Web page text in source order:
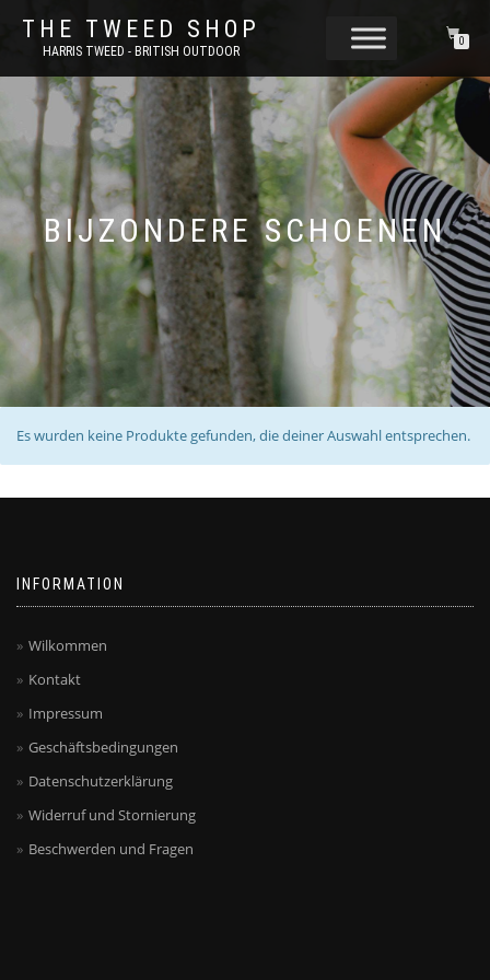
THE TWEED SHOP
HARRIS TWEED - BRITISH OUTDOOR
0
BIJZONDERE SCHOENEN
Es wurden keine Produkte gefunden, die deiner Auswahl entsprechen.
INFORMATION
Wilkommen
Kontakt
Impressum
Geschäftsbedingungen
Datenschutzerklärung
Widerruf und Stornierung
Beschwerden und Fragen